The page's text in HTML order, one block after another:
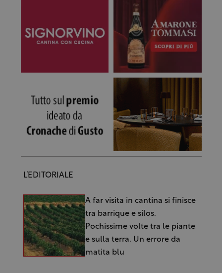
L’EDITORIALE
A far visita in cantina si finisce
tra barrique e silos.
Pochissime volte tra le piante
e sulla terra. Un errore da
matita blu